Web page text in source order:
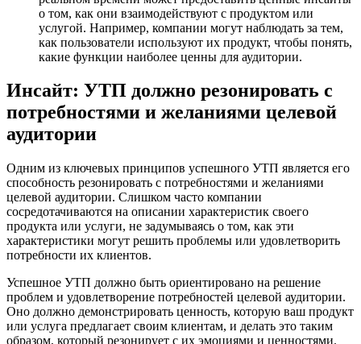
о том, как они взаимодействуют с продуктом или
услугой. Например, компании могут наблюдать за тем,
как пользователи используют их продукт, чтобы понять,
какие функции наиболее ценны для аудитории.
Инсайт: УТП должно резонировать с
потребностями и желаниями целевой
аудитории
Одним из ключевых принципов успешного УТП является его
способность резонировать с потребностями и желаниями
целевой аудитории. Слишком часто компании
сосредотачиваются на описании характеристик своего
продукта или услуги, не задумываясь о том, как эти
характеристики могут решить проблемы или удовлетворить
потребности их клиентов.
Успешное УТП должно быть ориентировано на решение
проблем и удовлетворение потребностей целевой аудитории.
Оно должно демонстрировать ценность, которую ваш продукт
или услуга предлагает своим клиентам, и делать это таким
образом, который резонирует с их эмоциями и ценностями.